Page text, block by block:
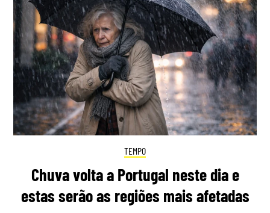
TEMPO
Chuva volta a Portugal neste dia e
estas serão as regiões mais afetadas